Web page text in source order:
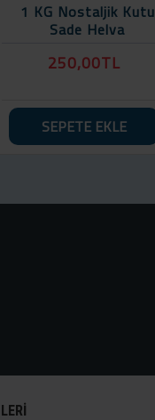
1 KG Nostaljik Kutu
Sade Helva
250,00TL
SEPETE EKLE